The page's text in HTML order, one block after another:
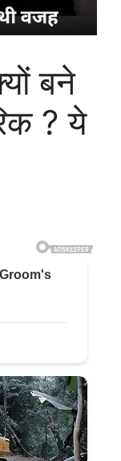
बने
? ये